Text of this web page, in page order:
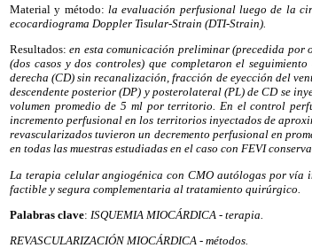
Material y método: la evaluación perfusional luego de la
ecocardiograma Doppler Tisular-Strain (DTI-Strain).
Resultados:en esta comunicación preliminar (precedida por
(dos casos y dos controles) que completaron el
derecha (CD) sin recanalización, fracción de eyección del
descendente posterior (DP) y posterolateral (PL) de CD se
volumen promedio de 5 ml por territorio. En el control
incremento perfusional en los territorios inyectados de
revascularizados tuvieron un decremento perfusional en
en todas las muestras estudiadas en el caso con FEVI
La terapia celular angiogénica con CMO autólogas por vía
factible y segura complementaria al tratamiento quirúrgico.
Palabras clave: ISQUEMIA MIOCÁRDICA - terapia.
REVASCULARIZACIÓN MIOCÁRDICA - métodos.